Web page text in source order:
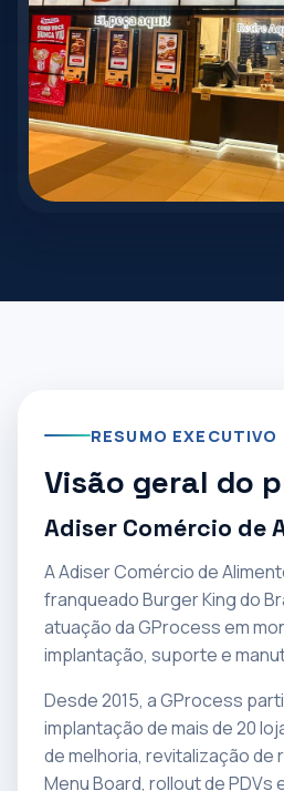
RESUMO EXECUTIVO
Visão geral do
Adiser Comércio de
A Adiser Comércio de
franqueado Burger King do
atuação da GProcess em
implantação, suporte e
Desde 2015, a GProcess
implantação de mais de 20
de melhoria, revitalização de
Menu Board, rollout de PDVs